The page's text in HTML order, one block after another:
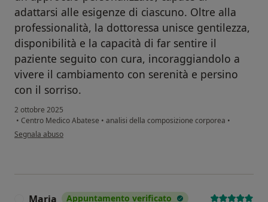
adattarsi alle esigenze di ciascuno. Oltre alla
professionalità, la dottoressa unisce gentilezza,
disponibilità e la capacità di far sentire il
paziente seguito con cura, incoraggiandolo a
vivere il cambiamento con serenità e persino
con il sorriso.
2 ottobre 2025
• Centro Medico Abatese • analisi della composizione corporea •
secondo l'opinione dell'utente F.I.
Segnala abuso
Maria Appuntamento verificato